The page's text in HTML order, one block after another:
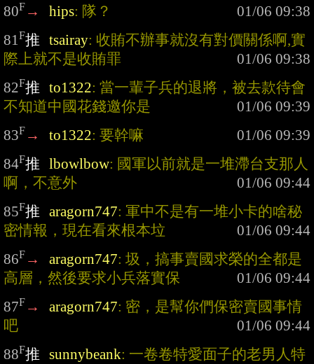
80F → hips: 隊？
81F推 tsairay: 收賄不辦事就沒有對價關係啊,實
際上就不是收賄罪
82F推 to1322: 當一輩子兵的退將，被去款待會
不知道中國花錢邀你是
83F → to1322: 要幹嘛
84F推 lbowlbow: 國軍以前就是一堆滯台支那人
啊，不意外
85F推 aragorn747: 軍中不是有一堆小卡的啥秘
密情報，現在看來根本垃
86F → aragorn747: 圾，搞事賣國求榮的全都是
高層，然後要求小兵落實保
87F → aragorn747: 密，是幫你們保密賣國事情
吧
88F推 sunnybeank: 一卷卷特愛面子的老男人特